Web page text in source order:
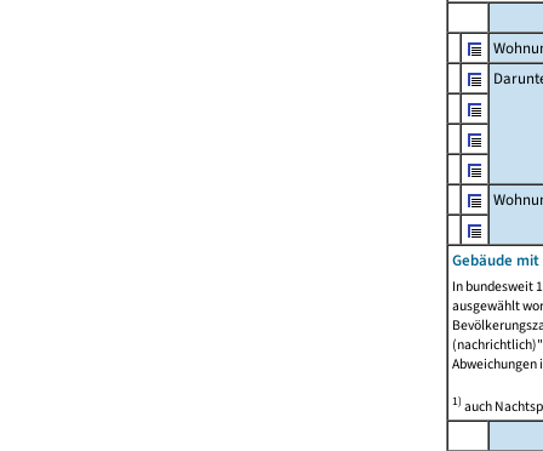
Gebäude
In bundesweit
ausgewählt
Abweichungen
1)auch